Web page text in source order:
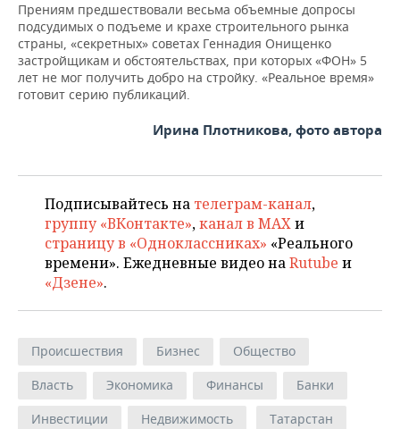
Прениям предшествовали весьма объемные допросы
подсудимых о подъеме и крахе строительного рынка
страны, «секретных» советах Геннадия Онищенко
застройщикам и обстоятельствах, при которых «ФОН» 5
лет не мог получить добро на стройку. «Реальное время»
готовит серию публикаций.
Ирина Плотникова, фото автора
Подписывайтесь на телеграм-канал,
группу «ВКонтакте»,канал в MAXи
страницу в «Одноклассниках» «Реального
времени». Ежедневные видео наRutube и
«Дзене».
Происшествия Бизнес
Общество
Власть
Экономика Финансы
Банки
Инвестиции
Недвижимость Татарстан